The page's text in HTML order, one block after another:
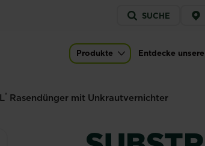
Service
menu
SUCHE
Main navigation
Produkte Entdecke
® Rasendünger mit Unkrautvernichter
mit Unkrautvernichter